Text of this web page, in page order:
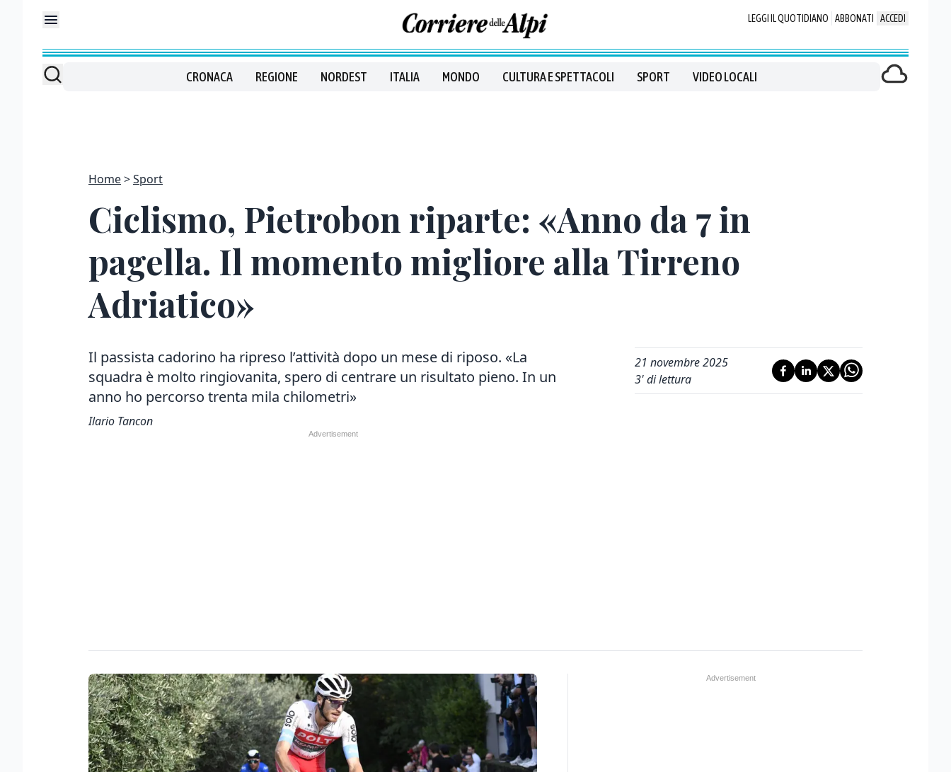
LEGGI IL QUOTIDIANO ABBONATI ACCEDI
CRONACA REGIONE NORDEST ITALIA MONDO CULTURA E SPETTACOLI SPORT VIDEO LOCALI
Home Sport
Ciclismo, Pietrobon riparte: «Anno da 7 in
pagella. Il momento migliore alla Tirreno
Adriatico»
Il passista cadorino ha ripreso l’attività dopo un mese di riposo. «La
squadra è molto ringiovanita, spero di centrare un risultato pieno. In un
anno ho percorso trenta mila chilometri»
Ilario Tancon
21 novembre 2025
3' di lettura